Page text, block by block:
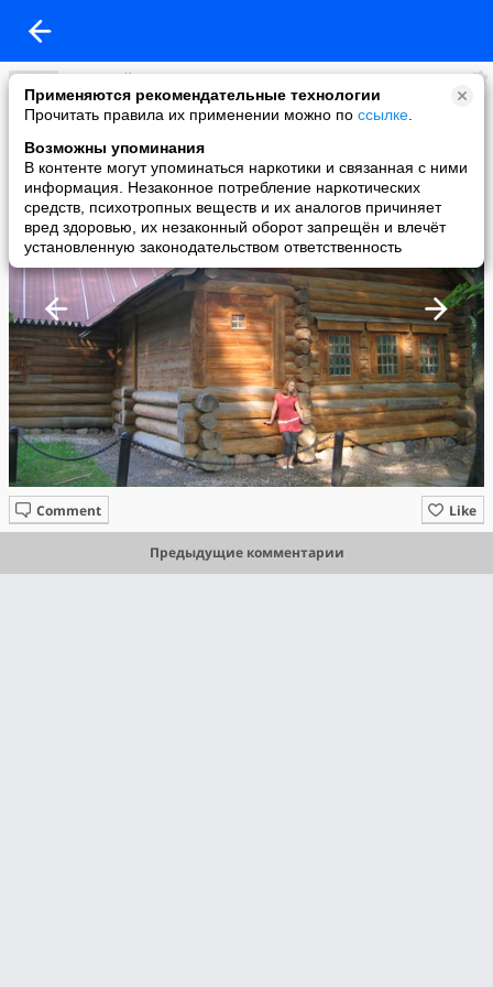
Применяются рекомендательные технологии
Прочитать правила их применении можно по ссылке
Возможны упоминания
В контенте могут упоминаться наркотики и связанная с ними
информация. Незаконное потребление наркотических
средств, психотропных веществ и их аналогов причиняет
вред здоровью, их незаконный оборот запрещён и влечёт
установленную законодательством ответственность
Дмитрий Певко
added a photo
10 Sep в 21:38
Like
Comment
Предыдущие комментарии